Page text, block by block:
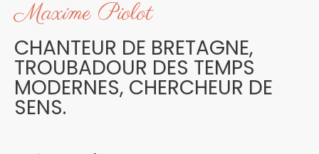
content
Maxime Piolot
CHANTEUR DE BRETAGNE,
TROUBADOUR DES TEMPS
MODERNES, CHERCHEUR DE
SENS.